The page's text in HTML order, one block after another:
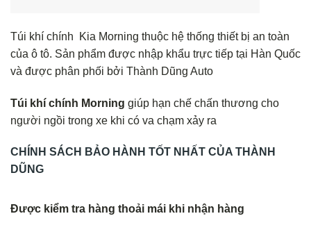
Túi khí chính Kia Morning thuộc hệ thống thiết bị an toàn
của ô tô. Sản phẩm được nhập khẩu trực tiếp tại Hàn Quốc
và được phân phối bởi Thành Dũng Auto
Túi khí chính Morning giúp hạn chế chấn thương cho
người ngồi trong xe khi có va chạm xảy ra
CHÍNH SÁCH BẢO HÀNH TỐT NHẤT CỦA THÀNH
DŨNG
Được kiểm tra hàng thoải mái khi nhận hàng